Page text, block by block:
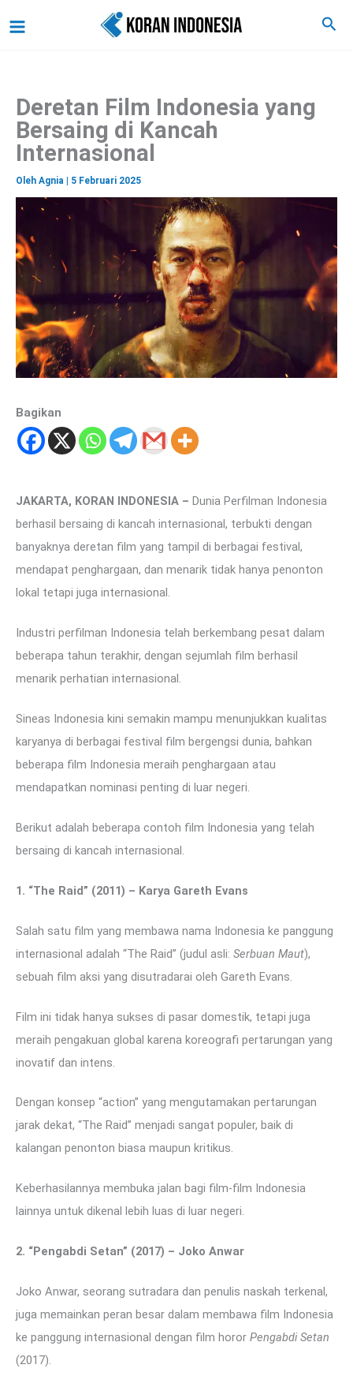
ke
Cari
Deretan Film Indonesia yang
Bersaing di Kancah
Internasional
Oleh Agnia 5 Februari 2025
Bagikan
JAKARTA, KORAN INDONESIA – Dunia Perfilman Indonesia
berhasil bersaing di kancah internasional, terbukti dengan
banyaknya deretan film yang tampil di berbagai festival,
mendapat penghargaan, dan menarik tidak hanya penonton
lokal tetapi juga internasional.
Industri perfilman Indonesia telah berkembang pesat dalam
beberapa tahun terakhir, dengan sejumlah film berhasil
menarik perhatian internasional.
Sineas Indonesia kini semakin mampu menunjukkan kualitas
karyanya di berbagai festival film bergengsi dunia, bahkan
beberapa film Indonesia meraih penghargaan atau
mendapatkan nominasi penting di luar negeri.
Berikut adalah beberapa contoh film Indonesia yang telah
bersaing di kancah internasional.
1. “The Raid” (2011) – Karya Gareth Evans
Salah satu film yang membawa nama Indonesia ke panggung
internasional adalah “The Raid” (judul asli: Serbuan Maut),
sebuah film aksi yang disutradarai oleh Gareth Evans.
Film ini tidak hanya sukses di pasar domestik, tetapi juga
meraih pengakuan global karena koreografi pertarungan yang
inovatif dan intens.
Dengan konsep “action” yang mengutamakan pertarungan
jarak dekat, “The Raid” menjadi sangat populer, baik di
kalangan penonton biasa maupun kritikus.
Keberhasilannya membuka jalan bagi film-film Indonesia
lainnya untuk dikenal lebih luas di luar negeri.
2. “Pengabdi Setan” (2017) – Joko Anwar
Joko Anwar, seorang sutradara dan penulis naskah terkenal,
juga memainkan peran besar dalam membawa film Indonesia
ke panggung internasional dengan film horor Pengabdi Setan
(2017).
a